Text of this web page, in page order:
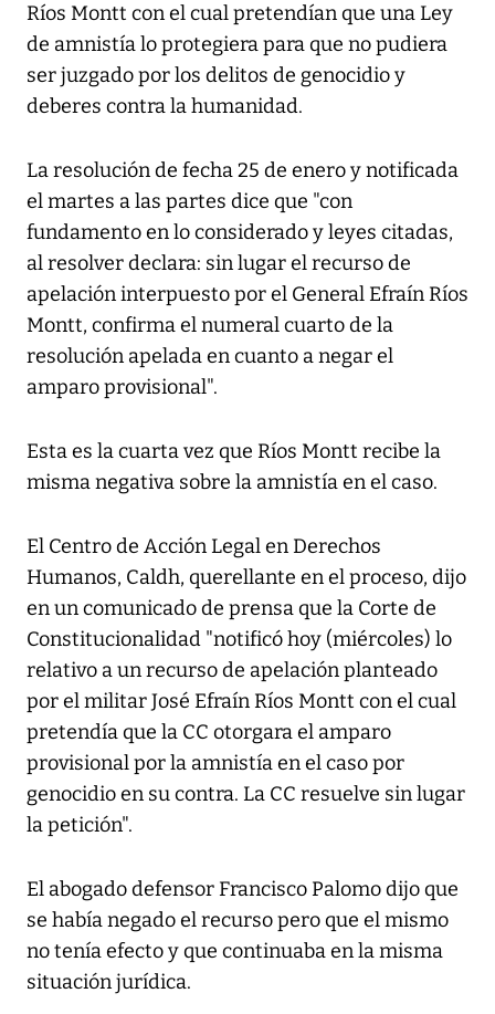
Ríos Montt con el cual pretendían que una Ley
de amnistía lo protegiera para que no pudiera
ser juzgado por los delitos de genocidio y
deberes contra la humanidad.
La resolución de fecha 25 de enero y notificada
el martes a las partes dice que "con
fundamento en lo considerado y leyes citadas,
al resolver declara: sin lugar el recurso de
apelación interpuesto por el General Efraín Ríos
Montt, confirma el numeral cuarto de la
resolución apelada en cuanto a negar el
amparo provisional".
Esta es la cuarta vez que Ríos Montt recibe la
misma negativa sobre la amnistía en el caso.
El Centro de Acción Legal en Derechos
Humanos, Caldh, querellante en el proceso, dijo
en un comunicado de prensa que la Corte de
Constitucionalidad "notificó hoy (miércoles) lo
relativo a un recurso de apelación planteado
por el militar José Efraín Ríos Montt con el cual
pretendía que la CC otorgara el amparo
provisional por la amnistía en el caso por
genocidio en su contra. La CC resuelve sin lugar
la petición".
El abogado defensor Francisco Palomo dijo que
se había negado el recurso pero que el mismo
no tenía efecto y que continuaba en la misma
situación jurídica.